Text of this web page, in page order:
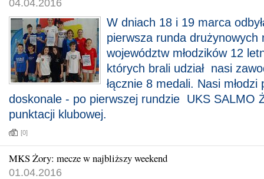
04.04.2016
W dniach 18 i 19 marca
pierwsza runda drużynowych
województw młodzików 12
których brali udział nasi
łącznie 8 medali. Nasi młodzi
doskonale - po pierwszej rundzie UKS SALMO
punktacji klubowej.
[0]
MKS Żory: mecze w najbliższy weekend
01.04.2016